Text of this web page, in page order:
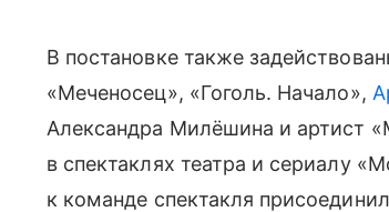
В постановке также
«Меченосец», «Гоголь. Начало»,
Александра Милёшина и артист
в спектаклях театра и сериалу
к команде спектакля